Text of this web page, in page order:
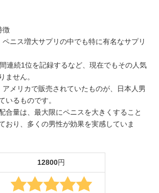
徴
ニス増大サプリの中でも特に有名なサプリ
連続1位を記録するなど、現在でもその人気
ません。
メリカで販売されていたものが、日本人男
いるものです。
合量は、最大限にペニスを大きくすること
おり、多くの男性が効果を実感していま
12800円